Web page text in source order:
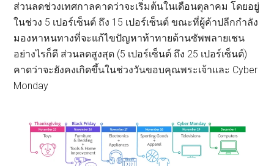
ส่วนลดช่วงเทศกาลคาดว่าจะเริ่มต้นในเดือนตุลาคม โดยอยู่
ในช่วง 5 เปอร์เซ็นต์ ถึง 15 เปอร์เซ็นต์ ขณะที่ผู้ค้าปลีกกำลัง
มองหาหนทางที่จะแก้ไขปัญหาท้าทายด้านซัพพลายเชน
อย่างไรก็ดี ส่วนลดสูงสุด (5 เปอร์เซ็นต์ ถึง 25 เปอร์เซ็นต์)
คาดว่าจะยังคงเกิดขึ้นในช่วงวันขอบคุณพระเจ้าและ Cyber
Monday